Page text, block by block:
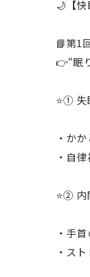
🌙【
📘第1
👉“眠
⭐️① 失
・か
・自
⭐️② 内
・手
・ス